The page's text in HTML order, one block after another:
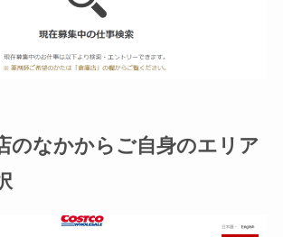
のなかからご自身のエリア